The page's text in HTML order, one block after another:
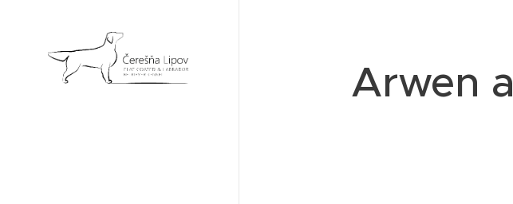
Arwen